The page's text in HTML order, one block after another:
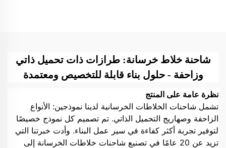
شاحنة خلاط خرسانة: طرازات ذات تحميل ذاتي
وزاحفة - حلول بناء قابلة للتخصيص ومعتمدة
نظرة عامة على المنتج
تشمل شاحنات الخلاطات الخرسانية لدينا نموذجين: الأنواع
الزاحفة وصهاريج التحميل الذاتي. تم تصميم كل نموذج خصيصًا
لتوفير تجربة أكثر كفاءة في سير عمل البناء. وأدت خبرتنا التي
تزيد عن 20 عامًا في تصنيع شاحنات خلاطات الخرسانة إلى